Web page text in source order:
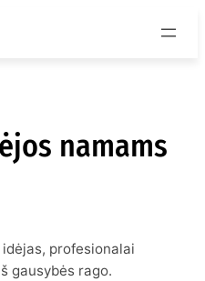
namams
profesionalai
gausybės rago.